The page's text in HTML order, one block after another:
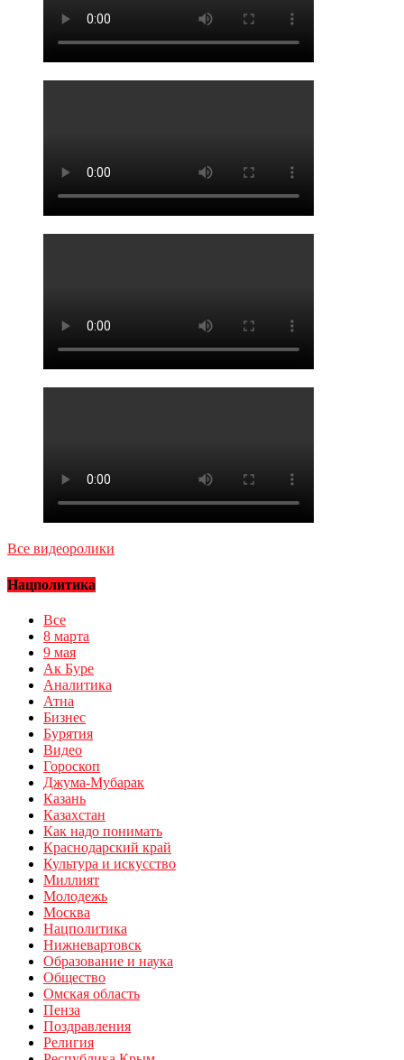
Все видеоролики
Нацполитика
Все
8 марта
9 мая
Ак Буре
Аналитика
Атна
Бизнес
Бурятия
Видео
Гороскоп
Джума-Мубарак
Казань
Казахстан
Как надо понимать
Краснодарский край
Культура и искусство
Миллият
Молодежь
Москва
Нацполитика
Нижневартовск
Образование и наука
Общество
Омская область
Пенза
Поздравления
Религия